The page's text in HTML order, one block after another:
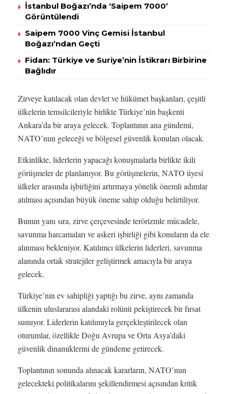
İstanbul Boğazı’nda ‘Saipem 7000’
Görüntülendi
Saipem 7000 Vinç Gemisi İstanbul
Boğazı’ndan Geçti
Fidan: Türkiye ve Suriye’nin İstikrarı Birbirine
Bağlıdır
Zirveye katılacak olan devlet ve hükümet başkanları, çeşitli
ülkelerin temsilcileriyle birlikte Türkiye’nin başkenti
Ankara’da bir araya gelecek. Toplantının ana gündemi,
NATO’nun geleceği ve bölgesel güvenlik konuları olacak.
Etkinlikte, liderlerin yapacağı konuşmalarla birlikte ikili
görüşmeler de planlanıyor. Bu görüşmelerin, NATO üyesi
ülkeler arasında işbirliğini artırmaya yönelik önemli adımlar
atılması açısından büyük öneme sahip olduğu belirtiliyor.
Bunun yanı sıra, zirve çerçevesinde terörizmle mücadele,
savunma harcamaları ve askeri işbirliği gibi konuların da ele
alınması bekleniyor. Katılımcı ülkelerin liderleri, savunma
alanında ortak stratejiler geliştirmek amacıyla bir araya
gelecek.
Türkiye’nin ev sahipliği yaptığı bu zirve, aynı zamanda
ülkenin uluslararası alandaki rolünü pekiştirecek bir fırsat
sunuyor. Liderlerin katılımıyla gerçekleştirilecek olan
oturumlar, özellikle Doğu Avrupa ve Orta Asya’daki
güvenlik dinamiklerini de gündeme getirecek.
Toplantının sonunda alınacak kararların, NATO’nun
gelecekteki politikalarını şekillendirmesi açısından kritik